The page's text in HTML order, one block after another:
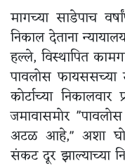
मागच्या साडेपाच
निकाल देताना
हल्ले, विस्थापित
पावलोस फायससच्या
कोर्टाच्या
जमावासमोर
अटळ आहे," अशा
संकट दूर झाल्याच्या